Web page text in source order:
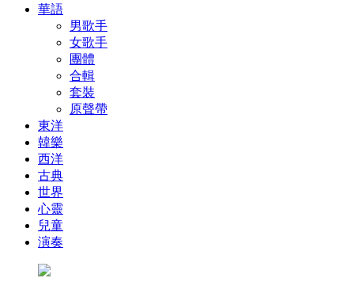
華語
男歌手
女歌手
團體
合輯
套裝
原聲帶
東洋
韓樂
西洋
古典
世界
心靈
兒童
演奏